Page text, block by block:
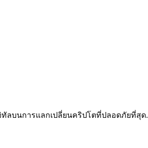
ทัลบนการแลกเปลี่ยนคริปโตที่ปลอดภัยที่สุด.